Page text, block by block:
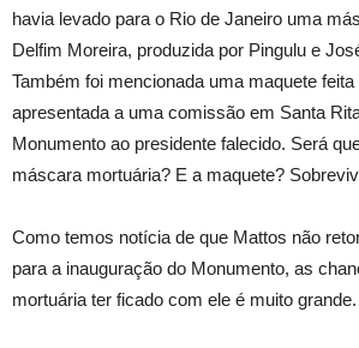
havia levado para o Rio de Janeiro uma
Delfim Moreira, produzida por Pingulu e
Também foi mencionada uma maquete
apresentada a uma comissão em Santa
Monumento ao presidente falecido. Será
máscara mortuária? E a maquete?
Como temos notícia de que Mattos não
para a inauguração do Monumento, as
mortuária ter ficado com ele é muito grande.